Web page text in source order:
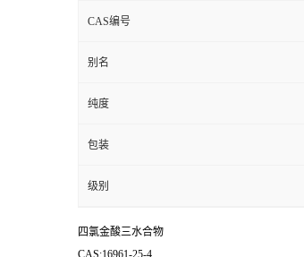
CAS编号
别名
纯度
包装
级别
四氯金酸三水合物